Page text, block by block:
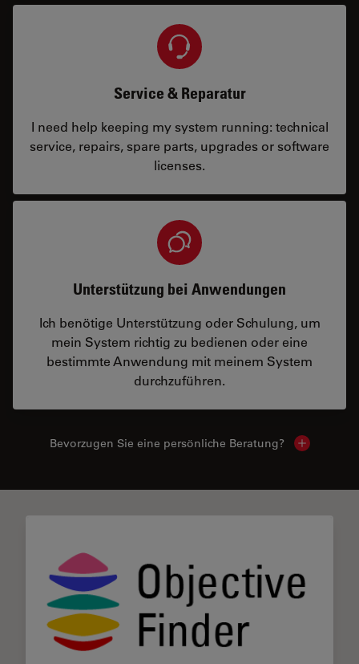
Service & Reparatur
I need help keeping my system running: technical
service, repairs, spare parts, upgrades or software
licenses.
Unterstützung bei Anwendungen
Ich benötige Unterstützung oder Schulung, um
mein System richtig zu bedienen oder eine
bestimmte Anwendung mit meinem System
durchzuführen.
Bevorzugen Sie eine persönliche Beratung? Show